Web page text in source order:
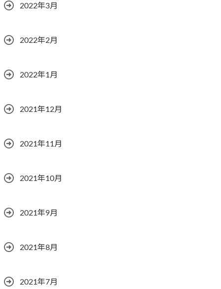
2022年3月
2022年2月
2022年1月
2021年12月
2021年11月
2021年10月
2021年9月
2021年8月
2021年7月